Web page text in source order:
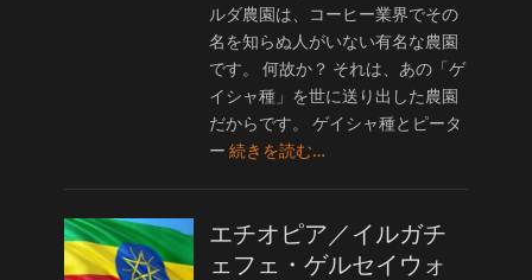
ルダ農園は、コーヒー業界でその
名を知らぬ人がいない有名な農園
です。 何故か？ それは、あの「ゲ
イシャ種」を世に送り出した農園
だからです。 ゲイシャ種とピータ
ー続きを読む…
エチオピア／イルガチ
ェフェ・ゲルセイウォ